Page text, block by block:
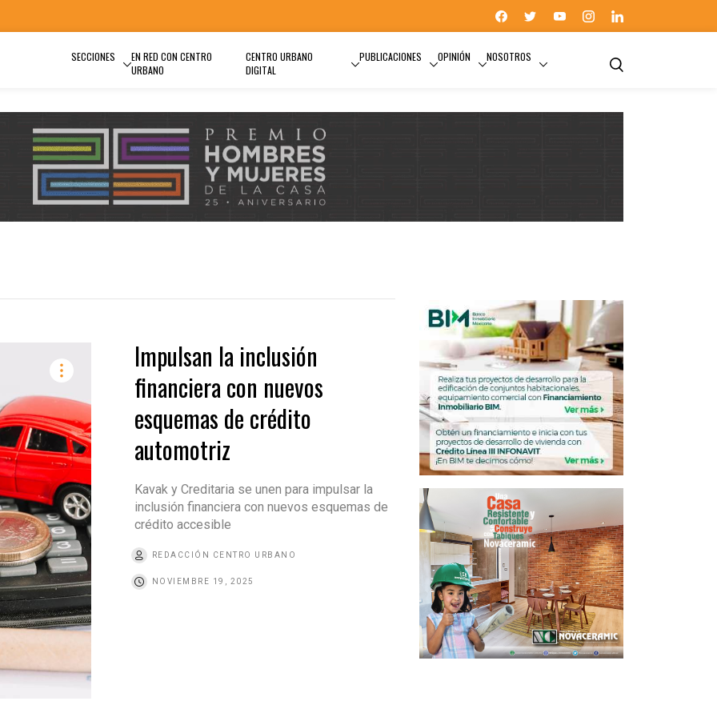
SECCIONES
EN RED CON CENTRO
URBANO
CENTRO URBANO
DIGITAL
PUBLICACIONES OPINIÓN NOSOTROS
Impulsan la inclusión
financiera con nuevos
esquemas de crédito
automotriz
Kavak y Creditaria se unen para impulsar la
inclusión financiera con nuevos esquemas de
crédito accesible
REDACCIÓN CENTRO URBANO
NOVIEMBRE 19, 2025
ACTUALIDAD